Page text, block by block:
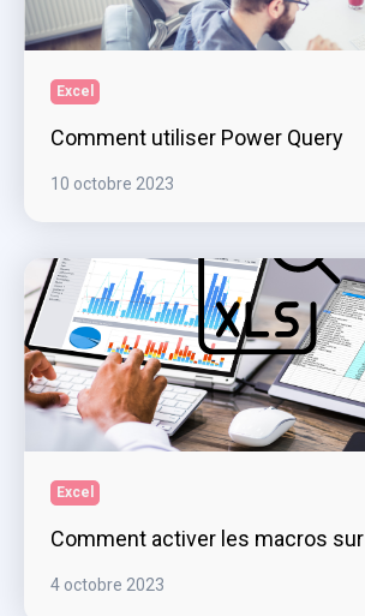
Excel
Comment utiliser Power Query
10 octobre 2023
Excel
Comment activer les macros sur
4 octobre 2023